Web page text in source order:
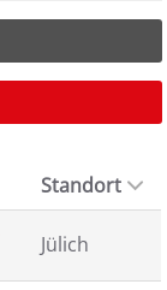
Standort
Jülich